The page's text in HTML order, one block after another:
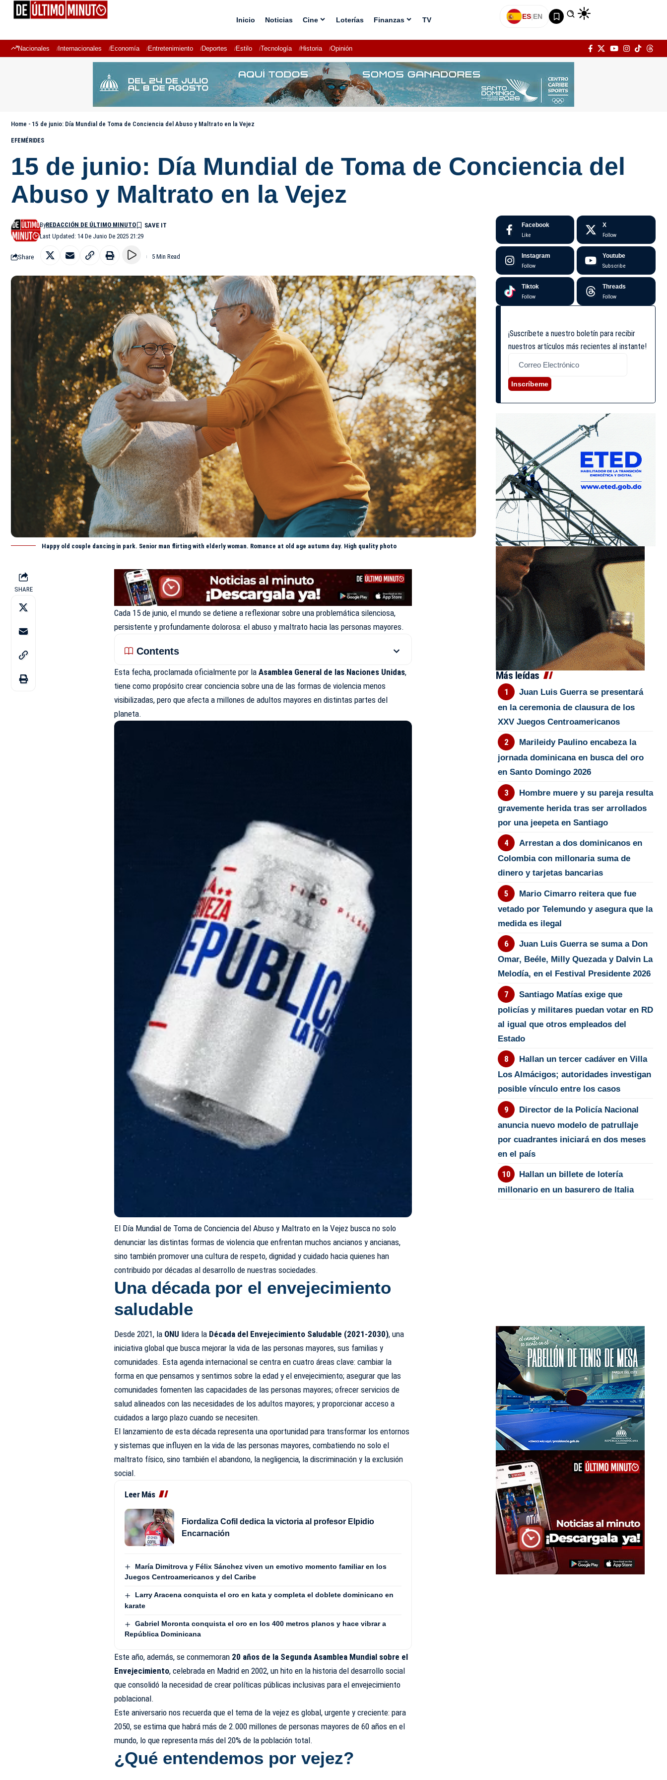
Inicio Noticias Cine Loterías Finanzas TV ES|EN
Nacionales Internacionales Economía Entretenimiento Deportes Estilo Tecnología Historia Opinión
Home - 15 de junio: Día Mundial de Toma de Conciencia del Abuso y Maltrato en la Vejez
EFEMÉRIDES
15 de junio: Día Mundial de Toma de Conciencia del
Abuso y Maltrato en la Vejez
Last Updated: 14 De Junio De 2025 21:29
ByREDACCIÓN DE ÚLTIMO MINUTO
Share 5 Min Read
Happy old couple dancing in park. Senior man flirting with elderly woman. Romance at old age autumn day. High quality photo
SHARE
Cada 15 de junio, el mundo se detiene a reflexionar sobre una problemática silenciosa,
persistente y profundamente dolorosa: el abuso y maltrato hacia las personas mayores.
Contents
Esta fecha, proclamada oficialmente por laAsamblea General de las Naciones Unidas,
tiene como propósito crear conciencia sobre una de las formas de violencia menos
visibilizadas, pero que afecta a millones de adultos mayores en distintas partes del
planeta.
El Día Mundial de Toma de Conciencia del Abuso y Maltrato en la Vejez busca no solo
denunciar las distintas formas de violencia que enfrentan muchos ancianos y ancianas,
sino también promover una cultura de respeto, dignidad y cuidado hacia quienes han
contribuido por décadas al desarrollo de nuestras sociedades.
Una década por el envejecimiento
saludable
Desde 2021, la ONU lidera la Década del Envejecimiento Saludable (2021-2030), una
iniciativa global que busca mejorar la vida de las personas mayores, sus familias y
comunidades. Esta agenda internacional se centra en cuatro áreas clave: cambiar la
forma en que pensamos y sentimos sobre la edad y el envejecimiento; asegurar que las
comunidades fomenten las capacidades de las personas mayores; ofrecer servicios de
salud alineados con las necesidades de los adultos mayores; y proporcionar acceso a
cuidados a largo plazo cuando se necesiten.
El lanzamiento de esta década representa una oportunidad para transformar los entornos
y sistemas que influyen en la vida de las personas mayores, combatiendo no solo el
maltrato físico, sino también el abandono, la negligencia, la discriminación y la exclusión
social.
Leer Más
Fiordaliza Cofil dedica la victoria al profesor Elpidio
Encarnación
María Dimitrova y Félix Sánchez viven un emotivo momento familiar en los
Juegos Centroamericanos y del Caribe
Larry Aracena conquista el oro en kata y completa el doblete dominicano en
karate
Gabriel Moronta conquista el oro en los 400 metros planos y hace vibrar a
República Dominicana
Este año, además, se conmemoran 20 años de la Segunda Asamblea Mundial sobre el
Envejecimiento, celebrada en Madrid en 2002, un hito en la historia del desarrollo social
que consolidó la necesidad de crear políticas públicas inclusivas para el envejecimiento
poblacional.
Este aniversario nos recuerda que el tema de la vejez es global, urgente y creciente: para
2050, se estima que habrá más de 2.000 millones de personas mayores de 60 años en el
mundo, lo que representa más del 20% de la población total.
¿Qué entendemos por vejez?
Facebook
Like
X
Follow
Instagram
Follow
Youtube
Subscribe
Tiktok
Follow
Threads
Follow
¡Suscríbete a nuestro boletín para recibir
nuestros artículos más recientes al instante!
Inscríbeme
Más leídas
Juan Luis Guerra se presentará
en la ceremonia de clausura de los
XXV Juegos Centroamericanos
Marileidy Paulino encabeza la
jornada dominicana en busca del oro
en Santo Domingo 2026
Hombre muere y su pareja resulta
gravemente herida tras ser arrollados
por una jeepeta en Santiago
Arrestan a dos dominicanos en
Colombia con millonaria suma de
dinero y tarjetas bancarias
Mario Cimarro reitera que fue
vetado por Telemundo y asegura que la
medida es ilegal
Juan Luis Guerra se suma a Don
Omar, Beéle, Milly Quezada y Dalvin La
Melodía, en el Festival Presidente 2026
Santiago Matías exige que
policías y militares puedan votar en RD
al igual que otros empleados del
Estado
Hallan un tercer cadáver en Villa
Los Almácigos; autoridades investigan
posible vínculo entre los casos
Director de la Policía Nacional
anuncia nuevo modelo de patrullaje
por cuadrantes iniciará en dos meses
en el país
Hallan un billete de lotería
millonario en un basurero de Italia